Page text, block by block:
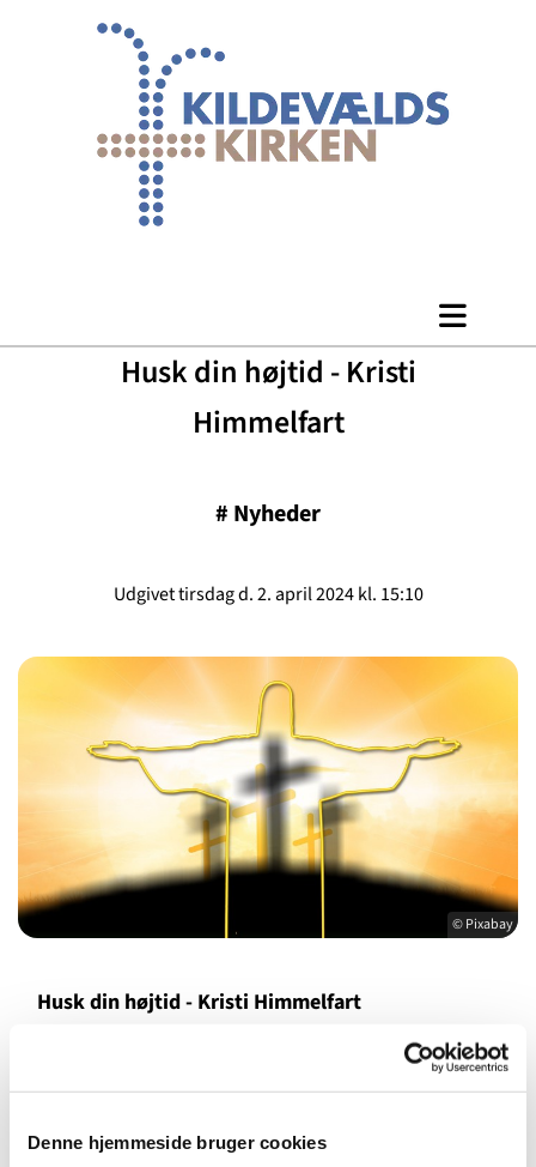
Denne hjemmeside bruger cookies
Husk din højtid - Kristi
Himmelfart
# Nyheder
Udgivet tirsdag d. 2. april 2024 kl. 15:10
© Pixabay
Husk din højtid - Kristi Himmelfart
Kildevældskirkens faste foredragsrække er nu kommet til
torsdag den 18. april kl. 19.00,
hvor der i kirkens krypt vil blive set på denne mindre